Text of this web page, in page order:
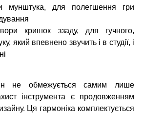
мунштука, для полегшення гри
кришок ззаду, для гучного,
який впевнено звучить і в студії, і
не обмежується самим лише
інструмента є продовженням
Ця гармоніка комплектується